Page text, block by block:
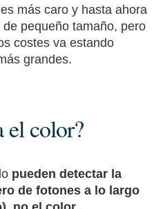
más caro y hasta ahora
pequeño tamaño, pero
costes va estando
grandes.
el color?
pueden detectar la
de fotones a lo largo